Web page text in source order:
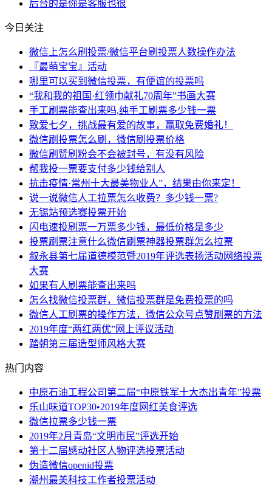
后台的是你是客服也很
今日关注
微信上怎么刷投票/微信平台刷投票人数操作办法
『最萌宝宝』活动
哪里可以买到微信投票，有便谊的投票吗
“我和我的祖国·红领巾献礼70周年”书画大赛
手工刷票能查出来吗,纯手工刷票多少钱一票
致爱七夕，挑战最有爱的故事，赢取免费婚礼！
微信刷投票怎么刷，微信刷投票价格
微信刷赞刷粉会不会被封号，有没有风险
帮我投一票要支付多少钱给别人
抗击疫情·常州十大最美物业人”，结果由你来定！
说一说微信人工拉票怎么收费？多少钱一票?
无锡站预选赛投票开始
闪电速投刷票一万票多少钱，最低价格是多少
投票刷票注意什么微信刷票神器投票群怎么拉票
叙永县第七届道德模范暨2019年评选表扬活动网络投票
大赛
如果有人刷票能查出来吗
怎么找微信投票群，微信投票群是免费投票的吗
微信人工刷票的操作方法，微信公众号点赞刷票的方法
2019年度“两红两优”网上评议活动
踏朝第三届造型师风格大赛
热门内容
中原石油工程公司第二届“中原铁军十大杰出青年”投票
乐山味道TOP30•2019年度网红美食评选
微信拉票多少钱一票
2019年2月青岛“文明市民”评选开始
第十二届感动社区人物评选投票活动
伪造微信openid投票
潮州最美科技工作者投票活动